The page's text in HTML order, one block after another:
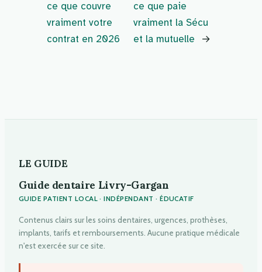
ce que couvre
vraiment votre
contrat en 2026
ce que paie
vraiment la Sécu
et la mutuelle
→
LE GUIDE
Guide dentaire Livry-Gargan
GUIDE PATIENT LOCAL · INDÉPENDANT · ÉDUCATIF
Contenus clairs sur les soins dentaires, urgences, prothèses,
implants, tarifs et remboursements. Aucune pratique médicale
n'est exercée sur ce site.